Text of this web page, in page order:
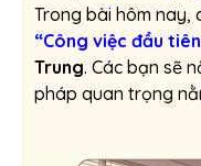
Trong bài hôm nay,
“Công việc đầu
Trung. Các bạn sẽ
pháp quan trọng